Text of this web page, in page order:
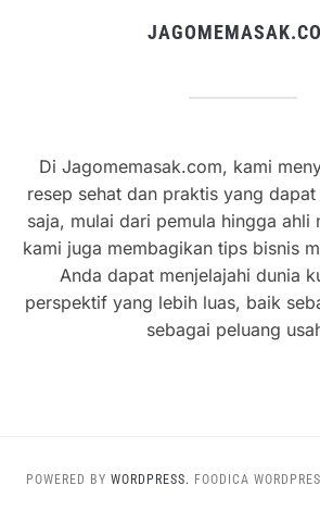
Di Jagomemasak.com, kami
resep sehat dan praktis yang
saja, mulai dari pemula hingga ahli
kami juga membagikan tips bisnis
Anda dapat menjelajahi dunia
perspektif yang lebih luas, baik
sebagai peluang
POWERED BY WORDPRESS. FOODICA